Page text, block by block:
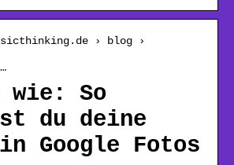
› blog ›
wie: So
du deine
Google Fotos